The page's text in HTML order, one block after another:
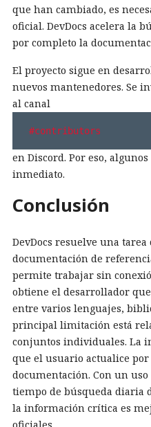
que han cambiado, es
oficial. DevDocs acelera la
por completo la
El proyecto sigue en
nuevos mantenedores. Se
al canal
#contributors
en Discord. Por eso,
inmediato.
Conclusión
DevDocs resuelve una
documentación de
permite trabajar sin
obtiene el desarrollador
entre varios lenguajes,
principal limitación está
conjuntos individuales. La
que el usuario actualice
documentación. Con un
tiempo de búsqueda diaria
la información crítica es